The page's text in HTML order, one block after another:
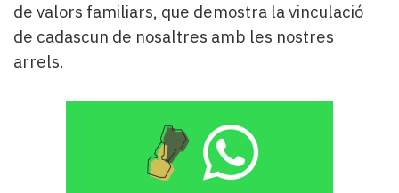
més
llegit...
Editorial
de valors familiars, que demostra la vinculació
de cadascun de nosaltres amb les nostres
arrels.